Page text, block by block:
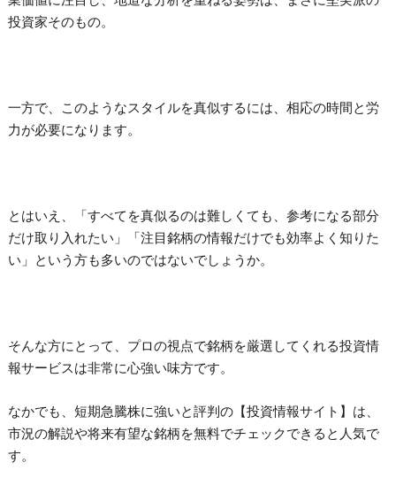
投資家そのもの。
一方で、このようなスタイルを真似するには、相応の時間と労
力が必要になります。
とはいえ、「すべてを真似るのは難しくても、参考になる部分
だけ取り入れたい」「注目銘柄の情報だけでも効率よく知りた
い」という方も多いのではないでしょうか。
そんな方にとって、プロの視点で銘柄を厳選してくれる投資情
報サービスは非常に心強い味方です。
なかでも、短期急騰株に強いと評判の【投資情報サイト】は、
市況の解説や将来有望な銘柄を無料でチェックできると人気で
す。